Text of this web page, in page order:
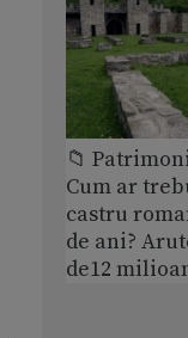
📁
Cum ar
castru
de ani?
de12